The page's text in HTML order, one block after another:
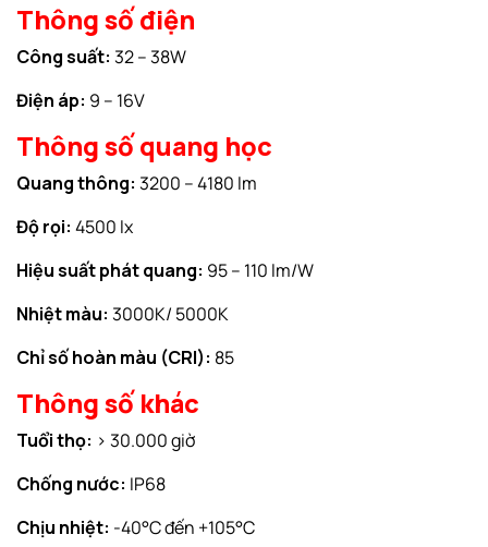
Thông số điện
Công suất: 32 – 38W
Điện áp: 9 – 16V
Thông số quang học
Quang thông: 3200 – 4180 lm
Độ rọi: 4500 lx
Hiệu suất phát quang: 95 – 110 lm/W
Nhiệt màu: 3000K/ 5000K
Chỉ số hoàn màu (CRI): 85
Thông số khác
Tuổi thọ: > 30.000 giờ
Chống nước: IP68
Chịu nhiệt: -40°C đến +105°C